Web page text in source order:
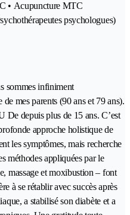
• Acupuncture MTC
psychologues)
sommes infiniment
mes parents (90 ans et 79 ans).
depuis plus de 15 ans. C’est
approche holistique de
les symptômes, mais recherche
méthodes appliquées par le
massage et moxibustion – font
à se rétablir avec succès après
a stabilisé son diabète et a